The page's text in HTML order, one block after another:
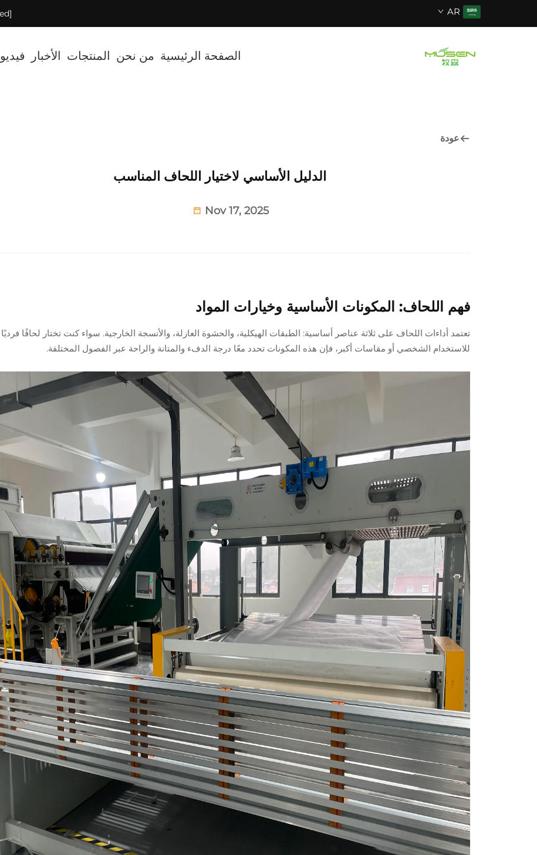
[email protected] AR
الصفحة الرئيسية من نحن المنتجات الأخبار فيديو
عودة
الدليل الأساسي لاختيار اللحاف المناسب
Nov 17, 2025
فهم اللحاف: المكونات الأساسية وخيارات المواد
تعتمد أداءات اللحاف على ثلاثة عناصر أساسية: الطبقات الهيكلية، والحشوة العازلة، والأنسجة الخارجية. سواء كنت تختار لحافًا فرديًا
للاستخدام الشخصي أو مقاسات أكبر، فإن هذه المكونات تحدد معًا درجة الدفء والمتانة والراحة عبر الفصول المختلفة.